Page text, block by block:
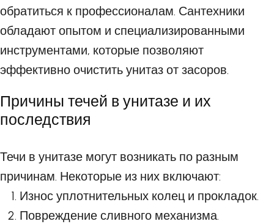
обратиться к профессионалам. Сантехники
обладают опытом и специализированными
инструментами, которые позволяют
эффективно очистить унитаз от засоров.
Причины течей в унитазе и их
последствия
Течи в унитазе могут возникать по разным
причинам. Некоторые из них включают:
Износ уплотнительных колец и прокладок.
Повреждение сливного механизма.